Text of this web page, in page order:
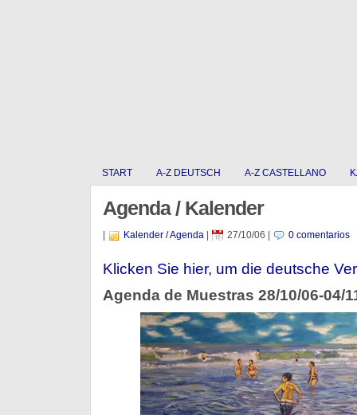
START A-Z DEUTSCH A-Z CASTELLANO
Agenda / Kalender
Kalender / Agenda| 27/10/06 0 comentarios
Klicken Sie hier, um die deutsche
Agenda de Muestras 28/10/06-04/